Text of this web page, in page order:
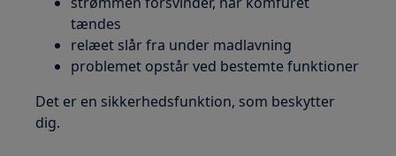
tændes
relæet slår fra under madlavning
problemet opstår ved bestemte funktioner
Det er en sikkerhedsfunktion, som beskytter
dig.